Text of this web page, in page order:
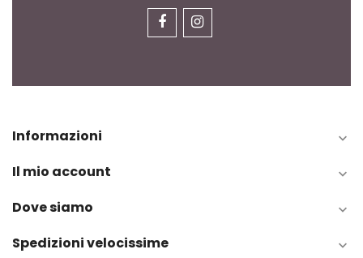
Informazioni 
Il mio account 
Dove siamo 
Spedizioni velocissime 